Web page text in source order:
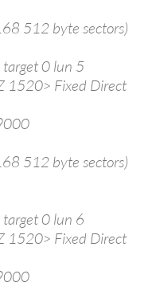
512 byte sectors)
0 lun 5
1520> Fixed Direct
512 byte sectors)
0 lun 6
1520> Fixed Direct